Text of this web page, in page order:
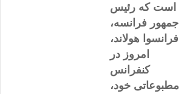
است که رئیس
جمهور فرانسه،
فرانسوا هولاند،
امروز در
کنفرانس
مطبوعاتی خود،